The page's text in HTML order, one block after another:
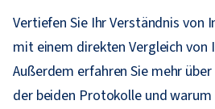
Vertiefen Sie Ihr Verständnis
mit einem direkten Vergleich von
Außerdem erfahren Sie mehr
der beiden Protokolle und